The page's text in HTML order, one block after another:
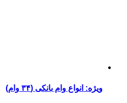
ویژه: انواع وام بانکی (۳۴ وام)